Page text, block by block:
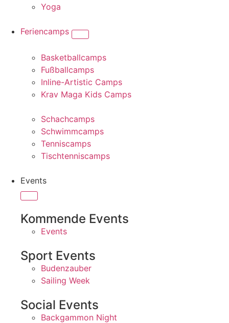
Yoga
Feriencamps
Basketballcamps
Fußballcamps
Inline-Artistic Camps
Krav Maga Kids Camps
Schachcamps
Schwimmcamps
Tenniscamps
Tischtenniscamps
Events
Kommende Events
Events
Sport Events
Budenzauber
Sailing Week
Social Events
Backgammon Night